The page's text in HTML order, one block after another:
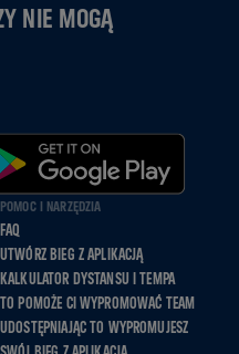
NIE MOGĄ
POMOC I NARZĘDZIA
FAQ
UTWÓRZ BIEG Z APLIKACJĄ
KALKULATOR DYSTANSU I TEMPA
TO POMOŻE CI WYPROMOWAĆ TEAM
UDOSTĘPNIAJĄC TO WYPROMUJESZ